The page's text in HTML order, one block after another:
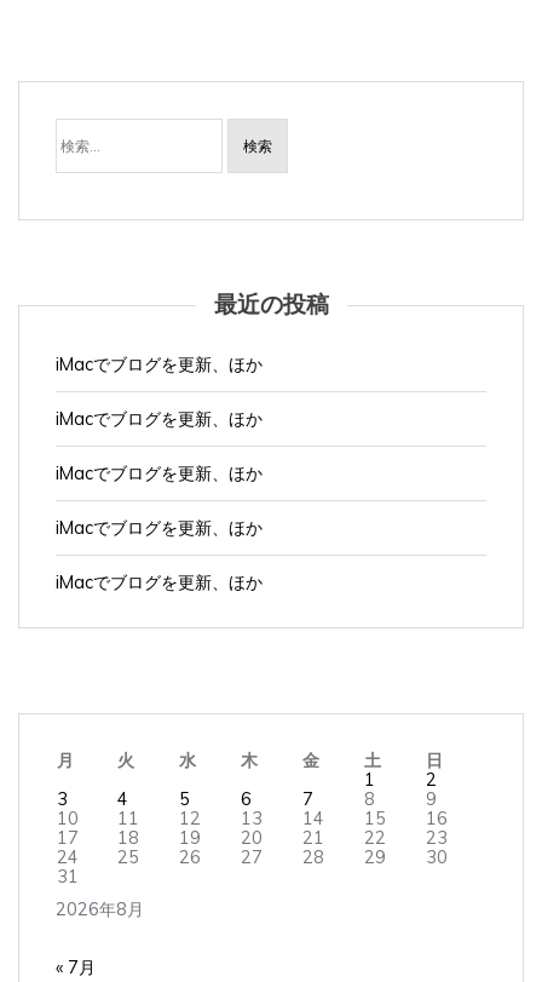
索:
iMacでブログを更新、ほか
iMacでブログを更新、ほか
iMacでブログを更新、ほか
iMacでブログを更新、ほか
2026年8月
1
2
3
4 5 6 7 8
9
10
11 12 13 14 15
16
17
18 19 20 21 22
23
24
25 26 27 28 29
30
31